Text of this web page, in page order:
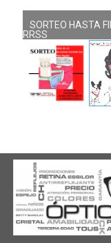
SORTEO HASTA
RRSS
NUEVA